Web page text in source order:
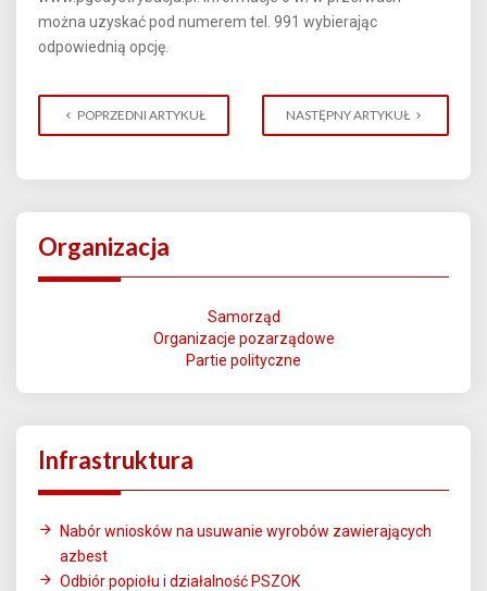
można uzyskać pod numerem tel. 991 wybierając
odpowiednią opcję.
POPRZEDNI ARTYKUŁ NASTĘPNY ARTYKUŁ
Organizacja
Samorząd
Organizacje pozarządowe
Partie polityczne
Infrastruktura
Nabór wniosków na usuwanie wyrobów zawierających
azbest
Odbiór popiołu i działalność PSZOK